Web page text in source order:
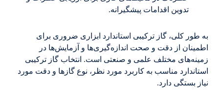
تدوین اقدامات پیشگیرانه.
به طور کلی، گاز ترکیبی استاندارد ابزاری ضروری برای
اطمینان از دقت و صحت اندازه‌گیری‌ها و آزمایش‌ها در
زمینه‌های مختلف علمی و صنعتی است. انتخاب گاز ترکیبی
استاندارد مناسب به کاربرد مورد نظر، نوع گازها و دقت مورد
نیاز بستگی دارد.